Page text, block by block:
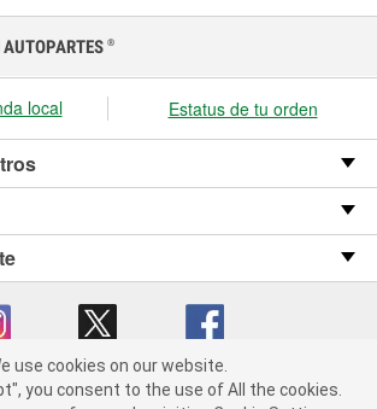
our website. By clicking "Accept", you consent
the use of All the cookies.
AUTOPARTES ®
local Estatus de tu orden
O’Reilly Auto Parts v OST_3.2.0.0.729 (3) cv1361
use cookies on our website.
you consent to the use of All the cookies.